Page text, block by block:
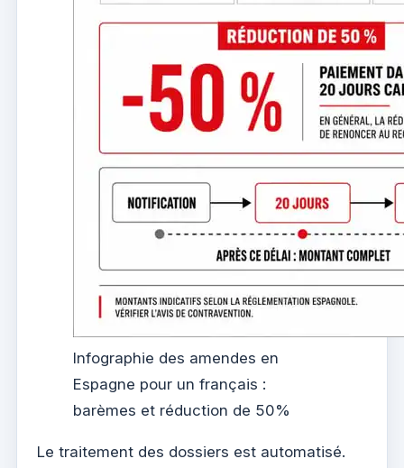
Infographie des amendes en
Espagne pour un français :
barèmes et réduction de 50%
Le traitement des dossiers est automatisé.